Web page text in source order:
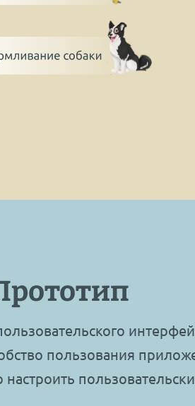
пользования